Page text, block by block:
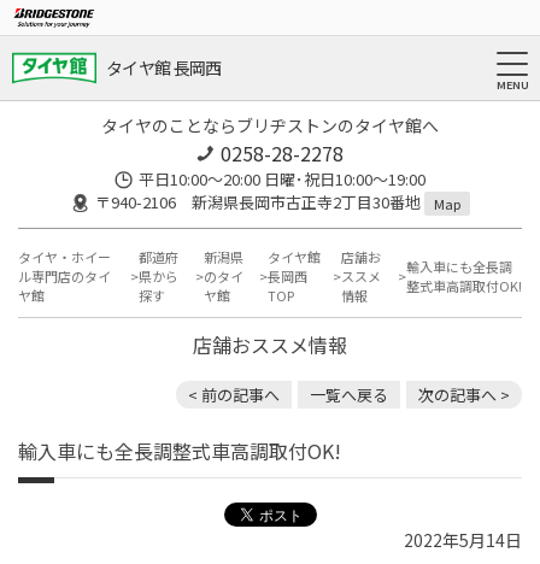
タイヤ館 長岡西
タイヤのことならブリヂストンのタイヤ館へ
0258-28-2278
平日10:00～20:00 日曜･祝日10:00～19:00
〒940-2106 新潟県長岡市古正寺2丁目30番地
Map
タイヤ・ホイー
ル専門店のタイ
ヤ館
都道府
県から
探す
新潟県
のタイ
ヤ館
タイヤ館
長岡西
TOP
店舗お
ススメ
情報
輸入車にも全長調
整式車高調取付OK!
店舗おススメ情報
< 前の記事へ 一覧へ戻る 次の記事へ >
輸入車にも全長調整式車高調取付OK!
2022年5月14日